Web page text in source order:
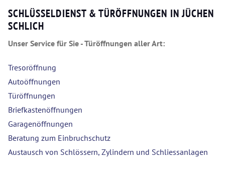
SCHLÜSSELDIENST & TÜRÖFFNUNGEN IN JÜCHEN
SCHLICH
Unser Service für Sie - Türöffnungen aller Art:
Tresoröffnung
Autoöffnungen
Türöffnungen
Briefkastenöffnungen
Garagenöffnungen
Beratung zum Einbruchschutz
Austausch von Schlössern, Zylindern und Schliessanlagen